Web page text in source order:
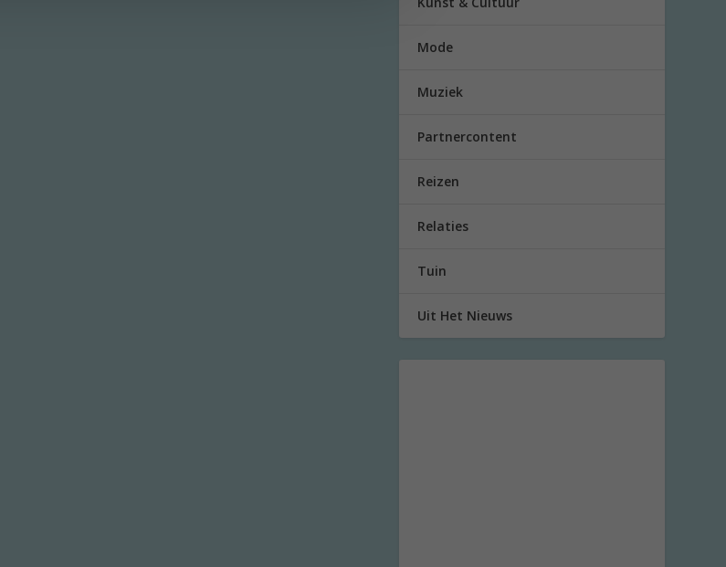
Mode
Muziek
Partnercontent
Reizen
Relaties
Tuin
Uit Het Nieuws